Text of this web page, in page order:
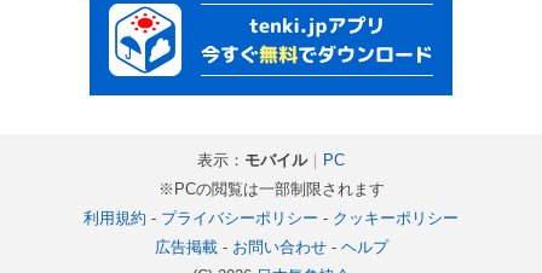
表示： モバイル｜ PC
※PCの閲覧は一部制限されます
利用規約 - プライバシーポリシー - クッキーポリシー
広告掲載- お問い合わせ- ヘルプ